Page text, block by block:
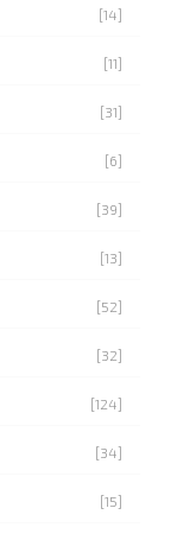
[14]
[11]
[31]
[6]
[39]
[13]
[52]
[32]
[124]
[34]
[15]